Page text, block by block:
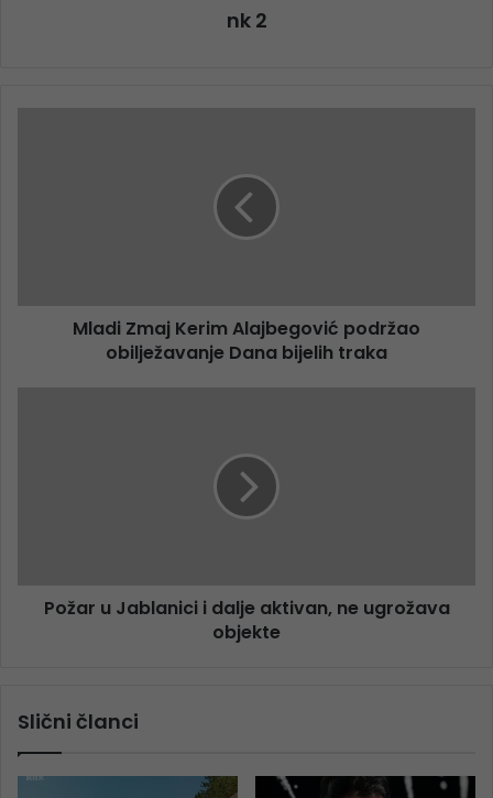
nk 2
Mladi Zmaj Kerim Alajbegović podržao
obilježavanje Dana bijelih traka
Požar u Jablanici i dalje aktivan, ne ugrožava
objekte
Slični članci